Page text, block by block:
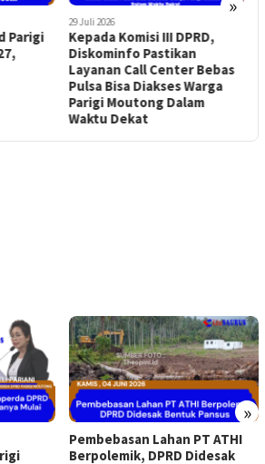
»
Parigi
29 Juli 2026
Kepada Komisi III DPRD,
Diskominfo Pastikan
Layanan Call Center Bebas
Pulsa Bisa Diakses Warga
Parigi Moutong Dalam
Waktu Dekat
»
Pembebasan Lahan PT ATHI
Berpolemik, DPRD Didesak